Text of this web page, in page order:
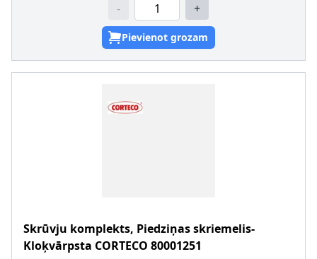
- +
Pievienot grozam
Skrūvju komplekts, Piedziņas skriemelis-
Kloķvārpsta CORTECO 80001251